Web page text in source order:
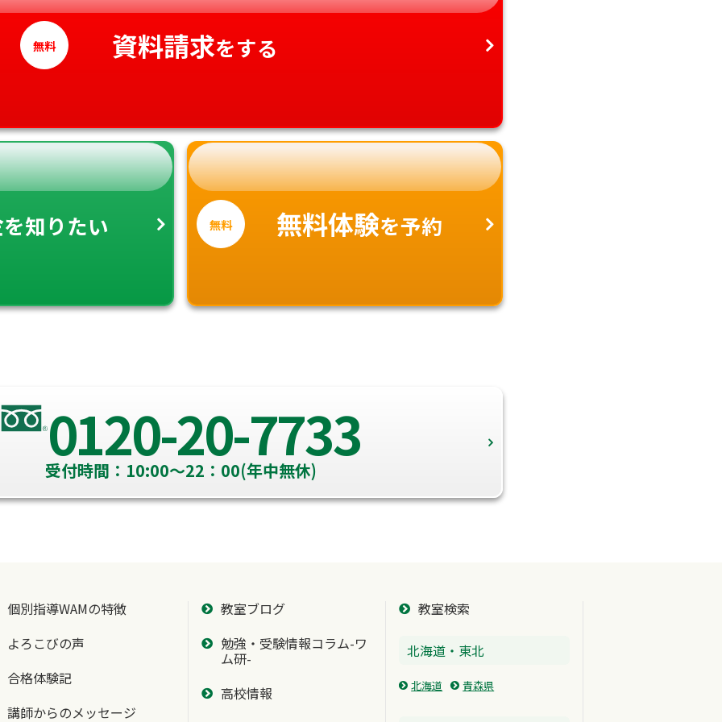
高知県
無料 資料請求をする
を知りたい 無料 無料体験を予約
0120-20-7733
受付時間：10:00～22：00(年中無休)
個別指導WAMの特徴
よろこびの声
合格体験記
講師からのメッセージ
教室ブログ
勉強・受験情報コラム-ワ
ム研-
高校情報
教室検索
北海道・東北
北海道 青森県